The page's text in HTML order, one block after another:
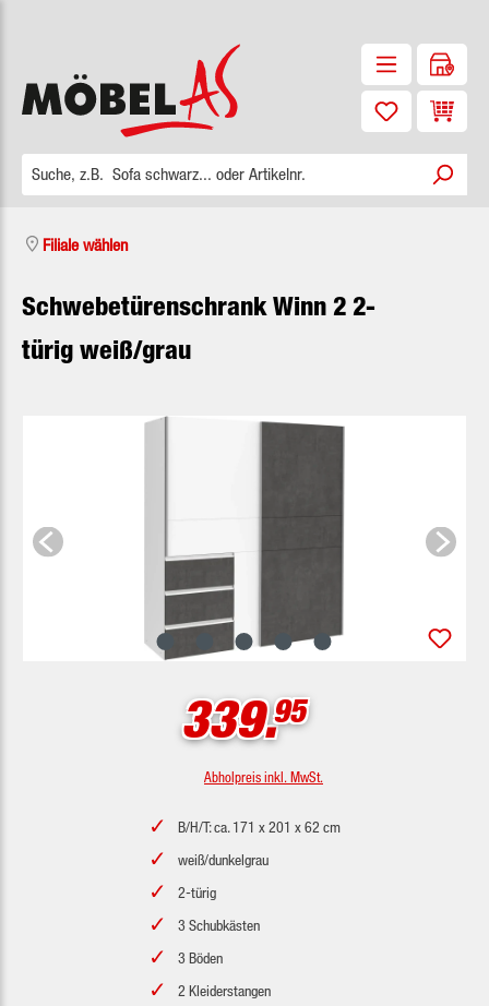
Filiale wählen
Schwebetürenschrank Winn 2 2-
türig weiß/grau
Bildergalerie überspringen
339.95
Abholpreis inkl. MwSt.
B/H/T: ca. 171 x 201 x 62 cm
weiß/dunkelgrau
2-türig
3 Schubkästen
3 Böden
2 Kleiderstangen